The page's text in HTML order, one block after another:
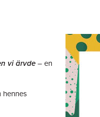
vi ärvde– en
hennes